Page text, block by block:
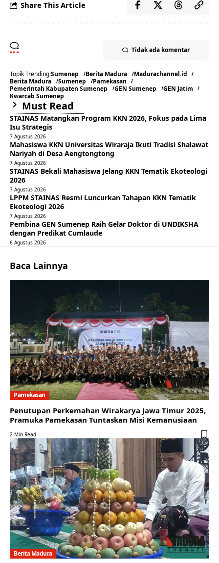
Share This Article
Tidak ada komentar
Topik Trending:Sumenep Berita Madura
Madurachannel.id
Berita Madura
Sumenep
Pamekasan
Pemerintah Kabupaten Sumenep
GEN Sumenep
GEN Jatim
Kwarcab Sumenep
Must Read
STAINAS Matangkan Program KKN 2026, Fokus pada Lima
Isu Strategis
7 Agustus 2026
Mahasiswa KKN Universitas Wiraraja Ikuti Tradisi Shalawat
Nariyah di Desa Aengtongtong
7 Agustus 2026
STAINAS Bekali Mahasiswa Jelang KKN Tematik Ekoteologi
2026
7 Agustus 2026
LPPM STAINAS Resmi Luncurkan Tahapan KKN Tematik
Ekoteologi 2026
7 Agustus 2026
Pembina GEN Sumenep Raih Gelar Doktor di UNDIKSHA
dengan Predikat Cumlaude
6 Agustus 2026
Baca Lainnya
Pamekasan
Penutupan Perkemahan Wirakarya Jawa Timur 2025,
Pramuka Pamekasan Tuntaskan Misi Kemanusiaan
2 Min Read
Berita Madura